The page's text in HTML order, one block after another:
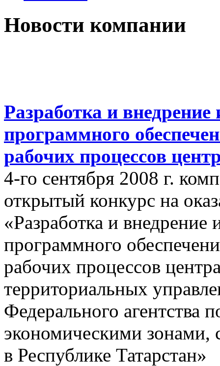
Новости компании
Разработка и
программного
рабочих процессов
4-го сентября 2008 г.
открытый конкурс на
«Разработка и
программного
рабочих процессов
территориальных
Федерального агентства
экономическими зонами,
в Республике Татарстан»